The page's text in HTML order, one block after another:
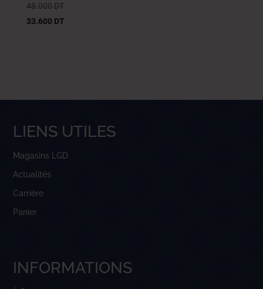
48.000 DT
33.600 DT
LIENS UTILES
Magasins LGD
Actualités
Carrière
Panier
INFORMATIONS